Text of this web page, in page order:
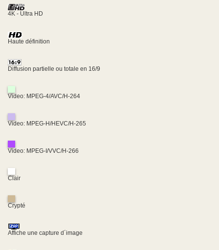
4K - Ultra HD
Haute définition
Diffusion partielle ou totale en 16/9
Video: MPEG-4/AVC/H-264
Video: MPEG-H/HEVC/H-265
Video: MPEG-I/VVC/H-266
Clair
Crypté
Affiche une capture d´image